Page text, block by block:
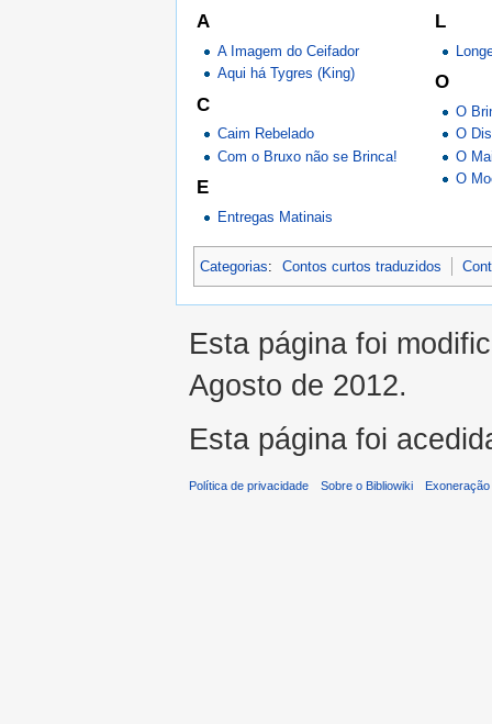
A
A Imagem do Ceifador
Aqui há Tygres (King)
C
Caim Rebelado
Com o Bruxo não se Brinca!
E
Entregas Matinais
L
O
O
O
O
O
Categorias: Contos curtos traduzidos
Esta página foi
Agosto de 2012.
Esta página foi
Política de privacidade Sobre o Bibliowiki